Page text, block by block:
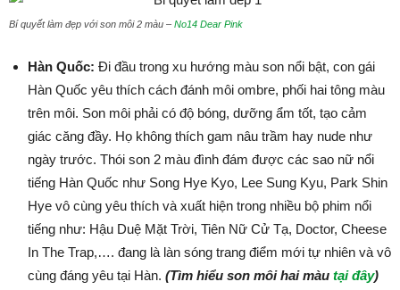
Bí quyết làm đẹp với son môi 2 màu – No14 Dear Pink
Hàn Quốc: Đi đầu trong xu hướng màu son nổi bật, con gái
Hàn Quốc yêu thích cách đánh môi ombre, phối hai tông màu
trên môi. Son môi phải có độ bóng, dưỡng ẩm tốt, tạo cảm
giác căng đầy. Họ không thích gam nâu trầm hay nude như
ngày trước. Thói son 2 màu đình đám được các sao nữ nổi
tiếng Hàn Quốc như Song Hye Kyo, Lee Sung Kyu, Park Shin
Hye vô cùng yêu thích và xuất hiện trong nhiều bộ phim nổi
tiếng như: Hậu Duệ Mặt Trời, Tiên Nữ Cử Tạ, Doctor, Cheese
In The Trap,…. đang là làn sóng trang điểm mới tự nhiên và vô
cùng đáng yêu tại Hàn. (Tìm hiểu son môi hai màu tại đây)